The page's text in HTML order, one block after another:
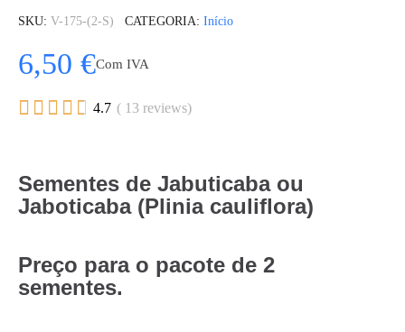
SKU V-175-(2-S) CATEGORIA Início
6,50 €Com IVA
     4.7 ( 13 reviews)
Sementes de Jabuticaba ou
Jaboticaba (Plinia cauliflora)
Preço para o pacote de 2
sementes.